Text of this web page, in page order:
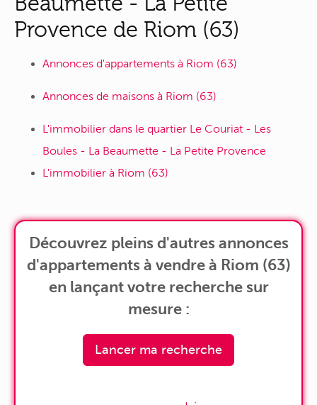
Provence de Riom (63)
Annonces d'appartements à Riom (63)
Annonces de maisons à Riom (63)
L'immobilier dans le quartier Le Couriat - Les
Boules - La Beaumette - La Petite Provence
L'immobilier à Riom (63)
Découvrez pleins d'autres annonces
d'appartements à vendre à Riom (63)
en lançant votre recherche sur
mesure :
Lancer ma recherche